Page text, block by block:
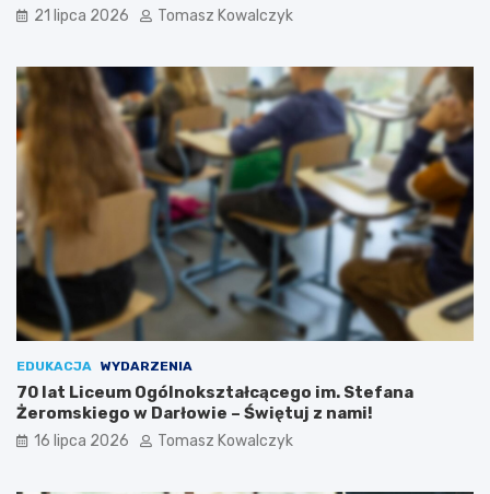
21 lipca 2026 Tomasz Kowalczyk
EDUKACJA WYDARZENIA
70 lat Liceum Ogólnokształcącego im. Stefana
Żeromskiego w Darłowie – Świętuj z nami!
16 lipca 2026 Tomasz Kowalczyk